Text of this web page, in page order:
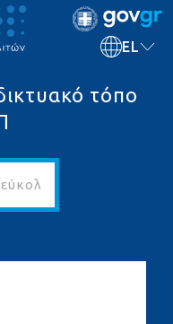
EL
τόπο
και γρήγορα...